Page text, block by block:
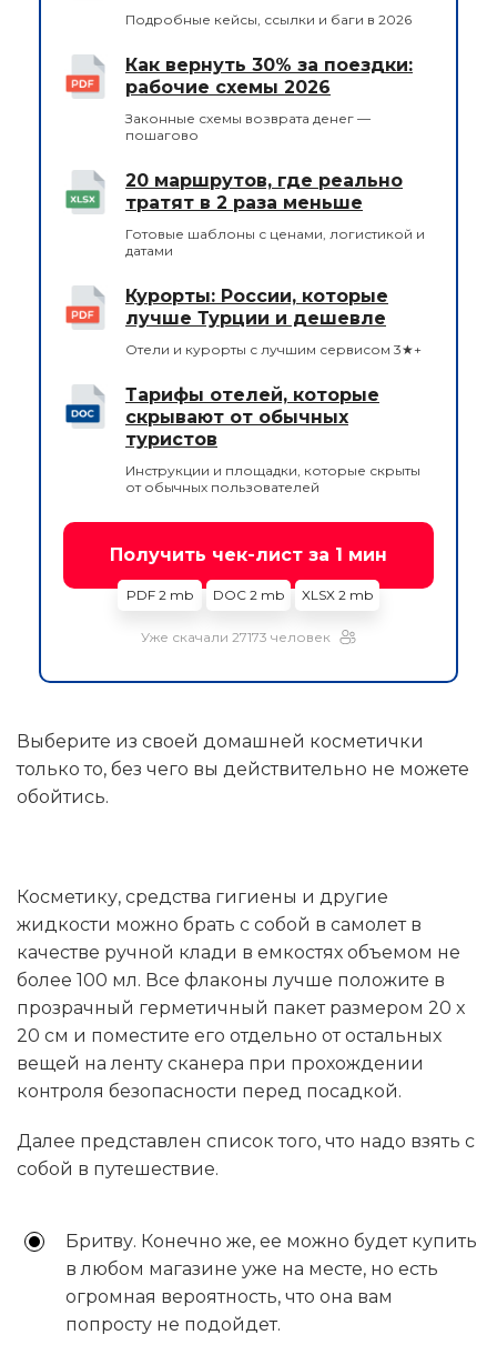
Подробные кейсы, ссылки и баги в 2026
Как вернуть 30% за поездки:
рабочие схемы 2026
Законные схемы возврата денег —
пошагово
20 маршрутов, где реально
тратят в 2 раза меньше
Готовые шаблоны с ценами, логистикой и
датами
Курорты: России, которые
лучше Турции и дешевле
Отели и курорты с лучшим сервисом 3★+
Тарифы отелей, которые
скрывают от обычных
туристов
Инструкции и площадки, которые скрыты
от обычных пользователей
Получить чек-лист за 1 мин
PDF 2 mb DOC 2 mb XLSX 2 mb
Уже скачали 27173 человек
Выберите из своей домашней косметички
только то, без чего вы действительно не можете
обойтись.
Косметику, средства гигиены и другие
жидкости можно брать с собой в самолет в
качестве ручной клади в емкостях объемом не
более 100 мл. Все флаконы лучше положите в
прозрачный герметичный пакет размером 20 x
20 см и поместите его отдельно от остальных
вещей на ленту сканера при прохождении
контроля безопасности перед посадкой.
Далее представлен список того, что надо взять с
собой в путешествие.
Бритву. Конечно же, ее можно будет купить
в любом магазине уже на месте, но есть
огромная вероятность, что она вам
попросту не подойдет.